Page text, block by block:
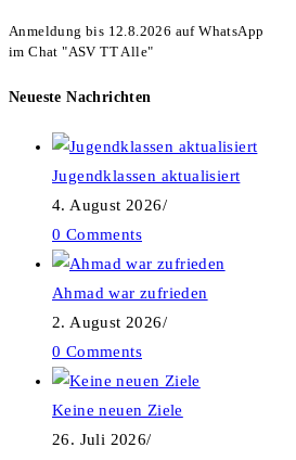
Anmeldung bis 12.8.2026 auf WhatsApp
im Chat "ASV TT Alle"
Neueste Nachrichten
Jugendklassen aktualisiert
4. August 2026/
0 Comments
Ahmad war zufrieden
2. August 2026/
0 Comments
Keine neuen Ziele
26. Juli 2026/